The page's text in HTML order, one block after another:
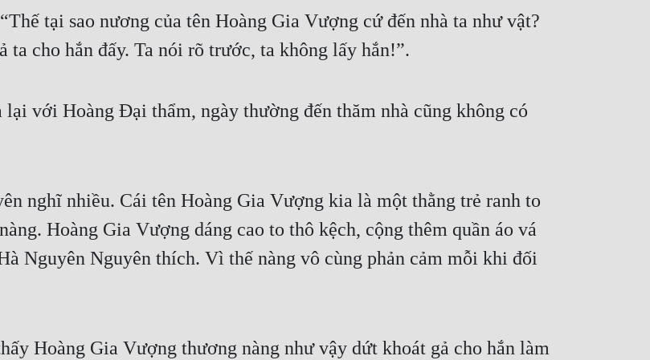
tại sao nương của tên Hoàng Gia Vượng cứ đến nhà ta như vật?
cho hắn đấy. Ta nói rõ trước, ta không lấy hắn!”.
với Hoàng Đại thẩm, ngày thường đến thăm nhà cũng không có
nghĩ nhiều. Cái tên Hoàng Gia Vượng kia là một thằng trẻ ranh to
Hoàng Gia Vượng dáng cao to thô kệch, cộng thêm quần áo vá
Nguyên Nguyên thích. Vì thế nàng vô cùng phản cảm mỗi khi đối
Hoàng Gia Vượng thương nàng như vậy dứt khoát gả cho hắn làm